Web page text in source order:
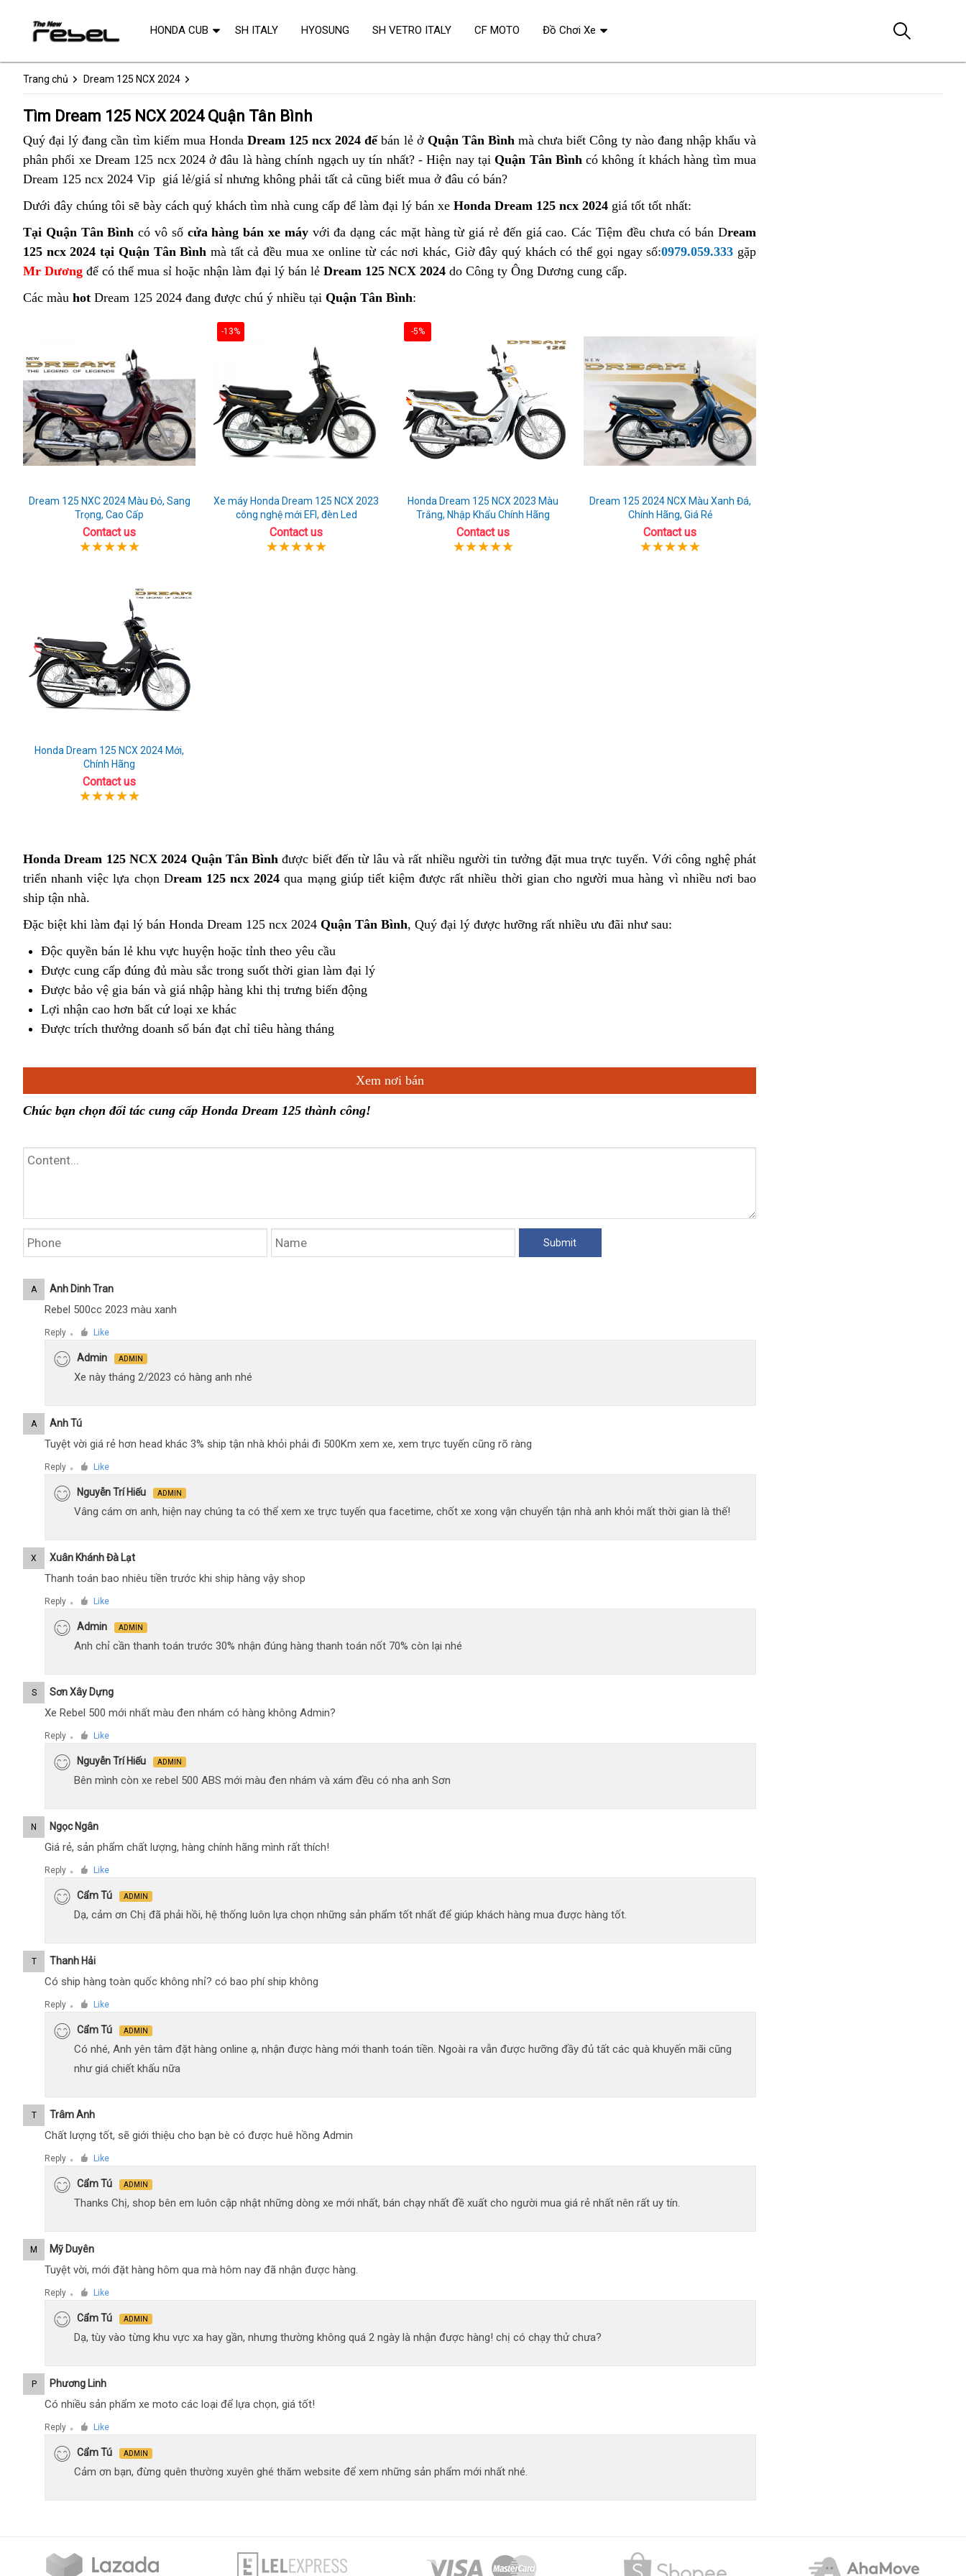
Trang chủ Dream 125 NCX 2024
Tìm Dream 125 NCX 2024 Quận Tân Bình
Quý đại lý đang cần tìm kiếm mua Honda Dream 125 ncx 2024 đểbán lẻ ởQuận Tân Bình mà chưa biết Công ty nào đang nhập khẩu và
phân phối xe Dream 125 ncx 2024 ở đâu là hàng chính ngạch uy tín nhất? - Hiện nay tạiQuận Tân Bìnhcó không ít khách hàng tìm mua
Dream 125 ncx 2024 Vip giá lẻ/giá sỉ nhưng không phải tất cả cũng biết mua ở đâu có bán?
Dưới đây chúng tôi sẽ bày cách quý khách tìm nhà cung cấp để làm đại lý bán xe Honda Dream 125 ncx 2024 giá tốt tốt nhất:
Tại Quận Tân Bình có vô số cửa hàng bán xe máyvới đa dạng các mặt hàng từ giá rẻ đến giá cao. Các Tiệm đều chưa có bán Dream
125 ncx 2024 tại Quận Tân Bình mà tất cả đều mua xe online từ các nơi khác, Giờ đây quý khách có thể gọi ngay số:0979.059.333 gặp
Mr Dương để có thể mua sỉ hoặc nhận làm đại lý bán lẻ Dream 125 NCX 2024 do Công ty Ông Dương cung cấp.
Các màu hot Dream 125 2024 đang được chú ý nhiều tại Quận Tân Bình:
Dream 125 NXC 2024 Màu Đỏ, Sang
Trọng, Cao Cấp
Contact us
-13%
Xe máy Honda Dream 125 NCX 2023
công nghệ mới EFI, đèn Led
Contact us
-5%
Honda Dream 125 NCX 2023 Màu
Trắng, Nhập Khẩu Chính Hãng
Contact us
Dream 125 2024 NCX Màu Xanh Đá,
Chính Hãng, Giá Rẻ
Contact us
Honda Dream 125 NCX 2024 Mới,
Chính Hãng
Contact us
Honda Dream 125 NCX 2024 Quận Tân Bình được biết đến từ lâu và rất nhiều người tin tưởng đặt mua trực tuyến. Với công nghệ phát
triển nhanh việc lựa chọn Dream 125 ncx 2024 qua mạng giúp tiết kiệm được rất nhiều thời gian cho người mua hàng vì nhiều nơi bao
ship tận nhà.
Đặc biệt khi làm đại lý bán Honda Dream 125 ncx 2024 Quận Tân Bình, Quý đại lý được hưỡng rất nhiều ưu đãi như sau:
Độc quyền bán lẻ khu vực huyện hoặc tỉnh theo yêu cầu
Được cung cấp đúng đủ màu sắc trong suốt thời gian làm đại lý
Được bảo vệ gia bán và giá nhập hàng khi thị trưng biến động
Lợi nhận cao hơn bất cứ loại xe khác
Được trích thưởng doanh số bán đạt chỉ tiêu hàng tháng
Xem nơi bán
Chúc bạn chọn đối tác cung cấp Honda Dream 125 thành công!
A Anh Dinh Tran
Rebel 500cc 2023 màu xanh
Reply ● Like
Admin ADMIN
Xe này tháng 2/2023 có hàng anh nhé
A Anh Tú
Tuyệt vời giá rẻ hơn head khác 3% ship tận nhà khỏi phải đi 500Km xem xe, xem trực tuyến cũng rõ ràng
Reply ● Like
Nguyễn Trí Hiếu ADMIN
Vâng cám ơn anh, hiện nay chúng ta có thể xem xe trực tuyến qua facetime, chốt xe xong vận chuyển tận nhà anh khỏi mất thời gian là thế!
X Xuân Khánh Đà Lạt
Thanh toán bao nhiêu tiền trước khi ship hàng vậy shop
Reply ● Like
Admin ADMIN
Anh chỉ cần thanh toán trước 30% nhận đúng hàng thanh toán nốt 70% còn lại nhé
S Sơn Xây Dựng
Xe Rebel 500 mới nhất màu đen nhám có hàng không Admin?
Reply ● Like
Nguyễn Trí Hiếu ADMIN
Bên mình còn xe rebel 500 ABS mới màu đen nhám và xám đều có nha anh Sơn
N Ngọc Ngân
Giá rẻ, sản phẩm chất lượng, hàng chính hãng mình rất thích!
Reply ● Like
Cẩm Tú ADMIN
Dạ, cảm ơn Chị đã phải hồi, hệ thống luôn lựa chọn những sản phẩm tốt nhất để giúp khách hàng mua được hàng tốt.
T Thanh Hải
Có ship hàng toàn quốc không nhỉ? có bao phí ship không
Reply ● Like
Cẩm Tú ADMIN
Có nhé, Anh yên tâm đặt hàng online ạ, nhận được hàng mới thanh toán tiền. Ngoài ra vẫn được hưỡng đầy đủ tất các quà khuyến mãi cũng
như giá chiết khấu nữa
T Trâm Anh
Chất lượng tốt, sẽ giới thiệu cho bạn bè có được huê hồng Admin
Reply ● Like
Cẩm Tú ADMIN
Thanks Chị, shop bên em luôn cập nhật những dòng xe mới nhất, bán chạy nhất đề xuất cho người mua giá rẻ nhất nên rất uy tín.
M Mỹ Duyên
Tuyệt vời, mới đặt hàng hôm qua mà hôm nay đã nhận được hàng.
Reply ● Like
Cẩm Tú ADMIN
Dạ, tùy vào từng khu vực xa hay gần, nhưng thường không quá 2 ngày là nhận được hàng! chị có chạy thử chưa?
P Phương Linh
Có nhiều sản phẩm xe moto các loại để lựa chọn, giá tốt!
Reply ● Like
Cẩm Tú ADMIN
Cảm ơn bạn, đừng quên thường xuyên ghé thăm website để xem những sản phẩm mới nhất nhé.
HONDA CUB SH ITALY HYOSUNG SH VETRO ITALY CF MOTO Đồ Chơi Xe